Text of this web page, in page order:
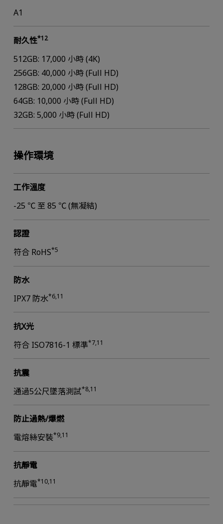
A1
耐久性*12
512GB: 17,000 小時 (4K)
256GB: 40,000 小時 (Full HD)
128GB: 20,000 小時 (Full HD)
64GB: 10,000 小時 (Full HD)
32GB: 5,000 小時 (Full HD)
操作環境
工作溫度
-25 ℃ 至 85 ℃ (無凝結)
認證
符合 RoHS*5
防水
IPX7 防水*6,11
抗X光
符合 ISO7816-1 標準*7,11
抗震
通過5公尺墜落測試*8,11
防止過熱/爆燃
電熔絲安裝*9,11
抗靜電
抗靜電*10,11